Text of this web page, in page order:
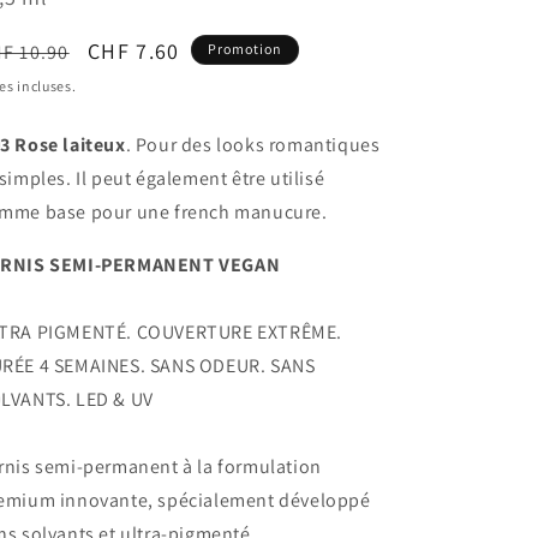
10.90
Prix
CHF 7.60 Promotion
incluses.
Rose laiteux. Pour des looks romantiques
Il peut également être utilisé
base pour une french manucure.
SEMI-PERMANENT VEGAN
PIGMENTÉ. COUVERTURE EXTRÊME.
4 SEMAINES. SANS ODEUR. SANS
LED & UV
semi-permanent à la formulation
innovante, spécialement développé